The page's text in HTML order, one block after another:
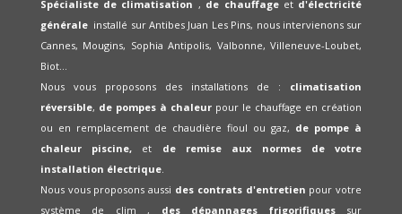
Spécialiste de climatisation , de chauffageet d'électricité
générale installé sur Antibes Juan Les Pins, nous intervienons sur
Cannes, Mougins, Sophia Antipolis, Valbonne, Villeneuve-Loubet,
Biot...
Nous vous proposons des installations de : climatisation
réversible, de pompes à chaleurpour le chauffage en création
ou en remplacement de chaudière fioul ou gaz, de pompe à
chaleur piscine, et de remise aux normes de votre
installation électrique.
Nous vous proposons aussi des contrats d'entretien pour votre
système de clim , des dépannages frigorifiquessur